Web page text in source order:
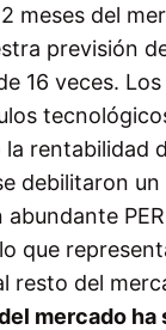
meses del
previsión
16 veces. Los
rentabilidad
debilitaron
que
resto del
mercado ha